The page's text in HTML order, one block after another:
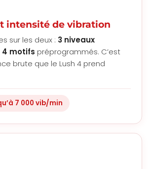
intensité de vibration
sur les deux : 3 niveaux
4 motifs préprogrammés. C’est
brute que le Lush 4 prend
7 000 vib/min